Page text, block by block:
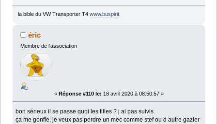
la bible du VW Transporter T4 www.buspirit.
éric
Membre de l'association
« Réponse #110 le: 18 avril 2020 à 08:50:57 »
bon sérieux il se passe quoi les filles ? j ai pas suivis
ça me gonfle, je veux pas perdre un mec comme stef ou d autre gazier